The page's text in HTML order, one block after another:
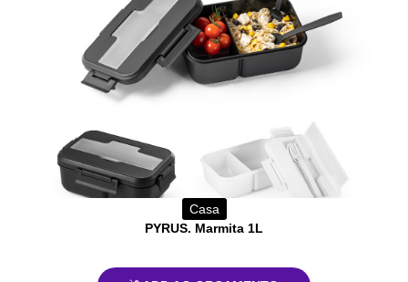
Casa
PYRUS. Marmita 1L